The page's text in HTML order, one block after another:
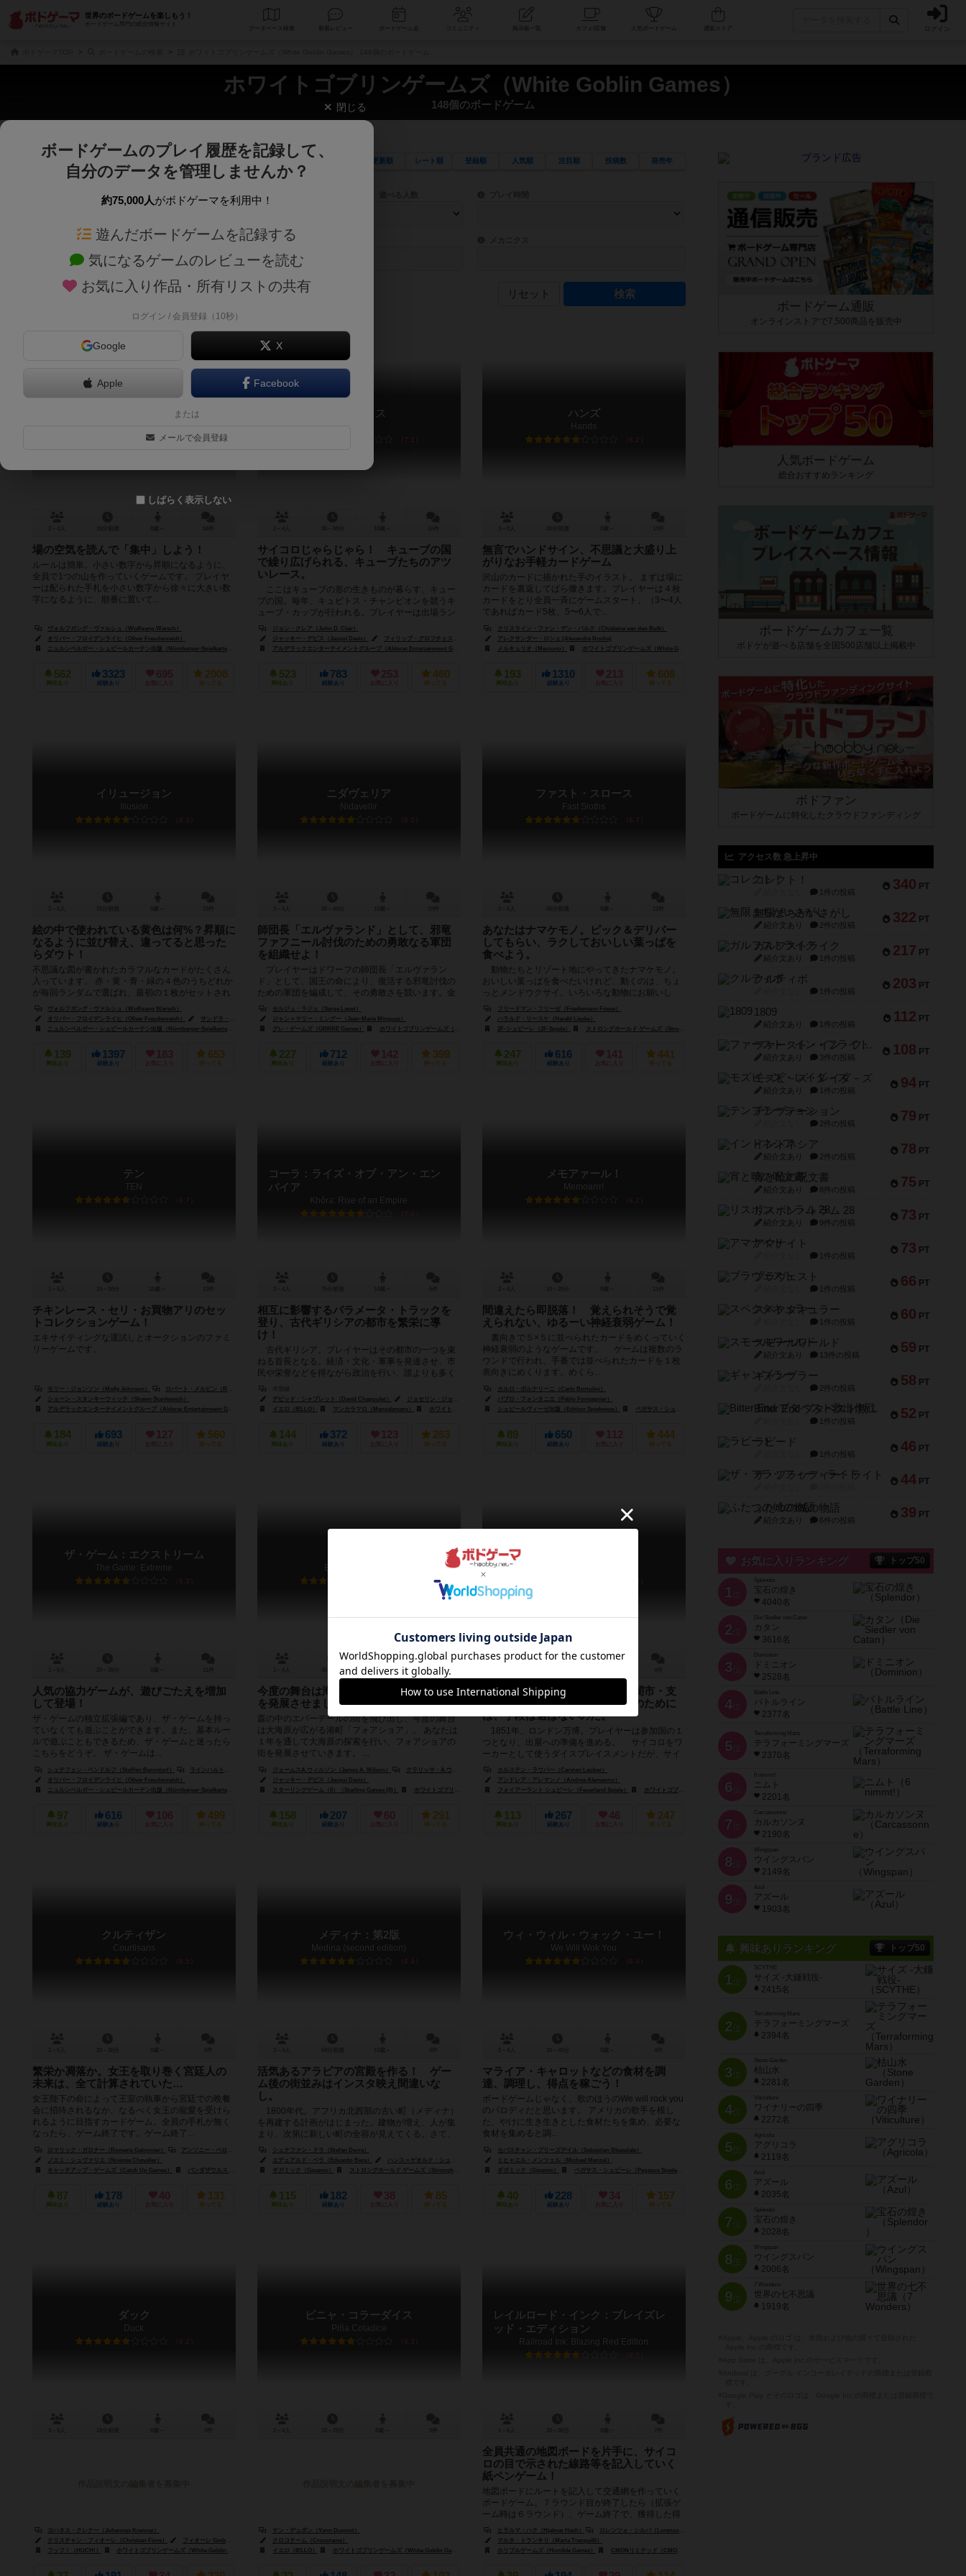
世界のボードゲームを楽しもう！
ボードゲーム専門の総合情報サイト
データベース コミュニティ 人気ボードゲーム ログイン
ホワイトゴブリンゲームズ（White Goblin Games）
148個のボードゲーム
じっくり表示 更新順 レート順 登録順 人気順 注目順 投稿数 発売年
商品名、商品説明文、デザイナー名、テーマ名、メカニクス名を対象にフリーワード検索ができます。
ゲームデザイナー名を指定して検索できます。
ゲームデザイナー 目安となる所要時間を指定することができます。マニュアルを読む時間や参加者へのルール説明時間は含まれていないため、初めて
対象年齢を指定します。 世界観や登場人物などモチーフ・ストーリーを指定することができます。直感的にゲームシステムを理解できるよう、中世ファンタジー・クッキング・海賊同士の対決など、ゲームコンセプトを絞
テーマ/フレーバー ゲーム性を構成するコアシステムです。主にボードゲームに慣れている方向けの絞込機能です。例えば「ダイスロール」はランダ
リセット
6.5
場の空気を読んで「集中」しよう！
ルールは簡単。小さい数字から昇順になるように、
全員で1つの山を作っていくゲームです。 プレイヤ
ーは配られた手札を小さい数字から徐々に大きい数
字になるように、順番に置いて...
ヴォルフガング・ヴァルシュ（Wolfgang Warsch）
オリバー・フロイデンライヒ（Oliver Freudenreich）
ニュルンベルガー・シュピールカーテン出版（Nürnberger-Spielkarten-Verlag）
ホワイトゴブリンゲームズ（White Goblin Games）
562
興味あり
3323
経験あり
695
お気に入り
2008
持ってる
キュビトス
7.1
サイコロじゃらじゃら！ キューブの国
で繰り広げられる、キューブたちのアツ
いレース。
ここはキューブの形の生きものが暮らす、キュー
ブの国。毎年、キュビトス・チャンピオンを競うキ
ューブ・カップが行われる。プレイヤーは出場ラン
ナー兼サポーターとなって、チームの優...
ジョン・クレア（John D. Clair）
ジャッキー・デビス（Jacqui Davis）
フィリップ・グロフチェスキー（Philip Glofcheskie）
ライアン・アイラー（Ryan Iler）
アルデラックエンターテイメントグループ（Alderac Entertainment Group）
ペガサス・シュピーレ（Pegasus Spiele） ホワイトゴブリンゲームズ（White Goblin Games）
523
興味あり
783
経験あり
253
お気に入り
460
持ってる
ハンズ
Hands
6.2
無言でハンドサイン、不思議と大盛り上
がりなお手軽カードゲーム
沢山のカードに描かれた手のイラスト。 まずは場に
カードを裏返してばら撒きます。プレイヤーは４枚
カードをとり全員一斉にゲームスタート。（3〜4人
であればカード5枚、5〜6人で...
クリスライン・ファン・デン・バルク（Chislaine van den Bulk）
アレクサンダー・ロシェ (Alexandre Roche)
メルキュリオ（Mercurio）
ホワイトゴブリンゲームズ（White Goblin Games） ディアシュピール（Dear Spiele）
193
興味あり
1310
経験あり
213
お気に入り
608
持ってる
イリュージョン
Illusion
6.1
絵の中で使われている黄色は何%？昇順に
なるように並び替え、違ってると思った
らダウト！
不思議な図が書かれたカラフルなカードがたくさん
入っています。 赤・黄・青・緑の４色のうちどれか
が毎回ランダムで選ばれ、最初の１枚がセットされ
たらスタートです。 手番が...
ヴォルフガング・ヴァルシュ（Wolfgang Warsch）
オリバー・フロイデンライヒ（Oliver Freudenreich）
サンドラ・フレウデンリーシュ（Sandra Freudenreich）
ニュルンベルガー・シュピールカーテン出版（Nürnberger-Spielkarten-Verlag）
ホワイトゴブリンゲームズ（White Goblin Games）
139
興味あり
1397
経験あり
183
お気に入り
653
持ってる
ニダヴェリア
Nidavellir
6.5
師団長「エルヴァランド」として、邪竜
ファフニール討伐のための勇敢なる軍団
を組織せよ！
プレイヤーはドワーフの師団長「エルヴァラン
ド」として、国王の命により、復活する邪竜討伐の
ための軍団を編成して、その勇敢さを競います。金
貨を積んで宿屋や酒場で他のプレイヤーよ...
セルジュ・ラジェ（Serge Laget）
ジャン＝マリー・ミングー（Jean-Marie Minguez）
グレ・ゲームズ（GRRRE Games）
ホワイトゴブリンゲームズ（White Goblin Games）
227
興味あり
712
経験あり
142
お気に入り
399
持ってる
ファスト・スロース
Fast Sloths
6.7
あなたはナマケモノ。ピック＆デリバー
してもらい、ラクしておいしい葉っぱを
食べよう。
動物たちとリゾート地にやってきたナマケモノ。
おいしい葉っぱを食べたいけれど、動くのは、ちょ
っとメンドウクサイ。いろいろな動物にお願いし
て、目当ての木まで連れて行ってもらおう...
フリードマン・フリーゼ（Friedemann Friese）
ハラルド・リースケ（Harald Lieske）
2F-シュピーレ（2F-Spiele）
ストロングホールド ゲームズ（Stronghold Games） ホワイトゴブリンゲームズ（White Goblin Games）
247
興味あり
616
経験あり
141
お気に入り
441
持ってる
テン
TEN
6.7
チキンレース・セリ・お買物アリのセッ
トコレクションゲーム！
エキサイティングな運試しとオークションのファミ
リーゲームです。
モリー・ジョンソン（Molly Johnson） ロバート・メルビン（Robert Melvin）
ショーン・スタンキーウィッチ（Shawn Stankewich）
アルデラックエンターテイメントグループ（Alderac Entertainment Group）
ホワイトゴブリンゲームズ（White Goblin Games）
184
興味あり
693
経験あり
127
お気に入り
560
持ってる
コーラ：ライズ・オブ・アン・エン
パイア
Khôra: Rise of an Empire
7.0
相互に影響するパラメータ・トラックを
登り、古代ギリシアの都市を繁栄に導
け！
古代ギリシア。プレイヤーはその都市の一つを束
ねる首長となる。経済・文化・軍事を発達させ、市
民や栄誉などを得ながら政治を行い、誰よりも多く
の勝利点を重ねることがこのゲームの目...
デビッド・シャプレット（David Chapoulet）
ジョセリン・ジョク・ミレー（Jocelyn 'Joc' Millet）
イエロ（IELLO）
マンカラマロ（Mancalamaro） ホワイトゴブリンゲームズ（White Goblin Games）
144
興味あり
372
経験あり
123
お気に入り
263
持ってる
メモアァール！
Memoarrr!
6.2
間違えたら即脱落！ 覚えられそうで覚
えられない、ゆるーい神経衰弱ゲーム！
裏向きで５×５に並べられたカードをめくっていく
神経衰弱のようなゲームです。 ゲームは複数のラ
ウンドで行われ、手番では並べられたカードを１枚
表向きにめくります。めくら...
カルロ・ボルテリーニ（Carlo Bortolini）
パブロ・フォンタニエ（Pablo Fontagnier）
シュピールヴィーゼ出版（Edition Spielwiese）
ペガサス・シュピーレ（Pegasus Spiele） ホワイトゴブリンゲームズ（White Goblin Games）
89
興味あり
650
経験あり
112
お気に入り
444
持ってる
ザ・ゲーム：エクストリーム
The Game: Extreme
6.3
人気の協力ゲームが、遊びごたえを増加
して登場！
ザ・ゲームの独立拡張編であり、ザ・ゲームを持っ
ていなくても遊ぶことができます。また、基本ルー
ルで遊ぶこともできるため、ザ・ゲームと迷ったら
こちらをどうぞ。 ザ・ゲームは...
シュテフェン・ベンドルフ（Steffen Benndorf）
ラインハルト・シュタウペ（Reinhard Staupe）
オリバー・フロイデンライヒ（Oliver Freudenreich）
ニュルンベルガー・シュピールカーテン出版（Nürnberger-Spielkarten-Verlag）
オーヤ（Oya） ホワイトゴブリンゲームズ（White Goblin Games）
97
興味あり
616
経験あり
106
お気に入り
499
持ってる
Everdell Farshore
40～80分 10歳～ 10件
今度の舞台は海！大海原を探索し、都市
を発展させましょう！
森の中のエバーデールの街を飛び出し、今度の舞台
は大海原が広がる港町「フォアショア」。 あなたは
１年を通して大海原の探索を行い、フォアショアの
街を発展させていきます。 ...
ジェームスA.ウィルソン（James A. Wilson）
クラリッサ・A.ウィルソン（Clarissa A. Wilson）
ジャッキー・デビス（Jacqui Davis）
スターリングゲーム（II）（Starling Games (II)）
ホワイトゴブリンゲームズ（White Goblin Games）
158
興味あり
207
経験あり
60
お気に入り
291
持ってる
6.3
華の英国万博の裏側は、借金・闇市・支
払いの押し付け…。国家の威信のために
は、手段は選ばないのだ。
1851年、ロンドン万博。プレイヤーは参加国の１
つとなり、出展への準備を進める。 サイコロをワ
ーカーとして使うダイスプレイスメントだが、サイ
コロは振らずに好きな目を...
カルステン・ラウバー（Carsten Lauber）
アンドレア・アレマンノ（Andrea Alemanno）
フォイアーラント シュピーレ（Feuerland Spiele）
ホワイトゴブリンゲームズ（White Goblin Games）
113
興味あり
267
経験あり
46
お気に入り
247
持ってる
クルティザン
Courtisans
6.5
繁栄か凋落か。女王を取り巻く宮廷人の
未来は、全て計算されていた…
女王陛下の命によって王室の執事から宮廷での晩餐
会に招待されるなか、なるべく女王の寵愛を受けら
れるように目指すカードゲーム。全員の手札が無く
なったら、ゲーム終了です。ゲーム終了...
ロマリック・ガロナー（Romaric Galonnier）
アンソニー・ペローネ（Anthony Perone）
ノエミ・シュヴァリエ（Noëmie Chevalier）
キャッチアップ・ゲームズ（Catch Up Games）
パンダザウルス ゲームズ（Pandasaurus Games） ホワイトゴブリンゲームズ（White Goblin Games）
87
興味あり
178
経験あり
40
お気に入り
131
持ってる
メディナ：第2版
Medina (second edition)
6.4
活気あるアラビアの宮殿を作る！ ゲー
ム後の街並みはインスタ映え間違いな
し。
1800年代。アフリカ北西部の古い町（メディナ）
を再建する計画がはじまった。建物が増え、人が集
まり、次第に新しい町の全容が見えてくる。さて、
どの建物を、私のものにしようかな...
シュテファン・ドラ（Stefan Dorra）
エデュアルド・ベラ（Eduardo Bera）
ハンス＝ゲオルク・シュナイダー（Hans-Georg Schneider）
ギガミック（Gigamic）
ストロングホールド ゲームズ（Stronghold Games） ホワイトゴブリンゲームズ（White Goblin Games）
115
興味あり
182
経験あり
38
お気に入り
85
持ってる
ウィ・ウィル・ウォック・ユー！
We Will Wok You
6.4
マライア・キャロットなどの食材を調
達、調理し、得点を稼ごう！
ボードゲームじゃなく、歌のほうのWe will rock you
のパロディだと思います。 アメリカの歌手を模し
た、やけに生き生きとした食材たちを集め、必要な
食材を集めると調...
セバスチャン・ブリーズデイル（Sebastian Bleasdale）
ミヒャエル・メンツェル（Michael Menzel）
ギガミック（Gigamic）
ペガサス・シュピーレ（Pegasus Spiele） ホワイトゴブリンゲームズ（White Goblin Games）
40
興味あり
228
経験あり
34
お気に入り
157
持ってる
ダック
Duck
6.2
ヨハネス・クレナー（Johannes Krenner）
クリスチャン・フィオーレ（Christian Fiore）
フィオーレ GmbH（Fiore GmbH）
フッフ！（HUCH!）
ホワイトゴブリンゲームズ（White Goblin Games）
ピニャ・コラーダイス
Piña Coladice
6.3
ヤン・デュポン（Yann Dupont）
クロコテーム（Crocotame）
イエロ（IELLO）
ホワイトゴブリンゲームズ（White Goblin Games） ホビージャパン（Hobby Japan）
レイルロード・インク：ブレイズレ
ッド・エディション
Railroad Ink: Blazing Red Edition
6.2
全員共通の地図ボードを片手に、サイコ
ロの目で示された線路等を記入していく
紙ペンゲーム！
地図ボードにルートを記入して交通網を作っていく
ボードゲーム。７ラウンド目が終了したら（拡張ゲ
ーム時は６ラウンド）、ゲーム終了で、獲得した得
点が一番多い人の勝利です。 ７×７...
ヒラルマ・ハク（Hjalmar Hach）
ロレンツォ・シルバ（Lorenzo Silva）
マルタ・トランキリ（Marta Tranquilli）
ホリブルゲームズ（Horrible Games）
CMONリミテッド（CMON Limited）
ボードゲーム通販
オンラインストアで7,500商品を販売中
人気ボードゲーム
総合おすすめランキング
ボードゲームカフェ一覧
ボドゲが遊べる店舗を全国500店舗以上掲載中
ボドファン
ボードゲームに特化したクラウドファンディング
アクセス数 急上昇中
340 PT
コレクト！
1件の投稿
322 PT
無限まちがいさがし
紹介文あり 2件の投稿
217 PT
ガルフストライク
紹介文あり 1件の投稿
203 PT
クルティボ
1件の投稿
112 PT
1809
紹介文あり 1件の投稿
108 PT
ファースト・イン・フライト
紹介文あり 3件の投稿
94 PT
モズビ－ズ・レイダ－ズ
紹介文あり 1件の投稿
79 PT
テンプテーション
2件の投稿
78 PT
インドネシア
紹介文あり 2件の投稿
75 PT
宵と暁の呪文書
紹介文あり 8件の投稿
73 PT
リスボン・トラム 28
紹介文あり 9件の投稿
73 PT
アマナイト
1件の投稿
66 PT
ブラヴェスト
1件の投稿
60 PT
スペクタキュラー
1件の投稿
59 PT
スモールワールド
紹介文あり 13件の投稿
58 PT
ギャンブラー
2件の投稿
52 PT
Bitter End ブタペスト救出作戦
1件の投稿
46 PT
ラピード
1件の投稿
44 PT
ザ・フラッフィー・ライト
39 PT
ふたつの城の物語
紹介文あり 6件の投稿
お気に入りランキング トップ50
1 位
宝石の煌き
4040名
2 位
Die Siedler von Catan
カタン
3616名
3 位
ドミニオン
2528名
4位
Battle Line
バトルライン
2377名
5 位
Terraforming Mars
テラフォーミングマーズ
2370名
6 位
ニムト
2201名
7 位
Carcassonne
カルカソンヌ
2190名
8 位
Wingspan
ウイングスパン
2149名
9 位
Azul
アズール
1903名
興味ありランキング トップ50
1位
SCYTHE
サイズ -大鎌戦役-
2415名
2位
Terraforming Mars
テラフォーミングマーズ
2394名
3位
Stone Garden
枯山水
2281名
4位
Viticulture
ワイナリーの四季
2272名
5位
Agricola
アグリコラ
2119名
6位
Azul
アズール
2035名
7位
宝石の煌き
2028名
8位
Wingspan
ウイングスパン
2006名
9位
7 Wonders
世界の七不思議
1919名
閉じる
ボードゲームのプレイ履歴を記録して、
自分のデータを管理しませんか？
約75,000人がボドゲーマを利用中！
遊んだボードゲームを記録する
気になるゲームのレビューを読む
お気に入り作品・所有リストの共有
ログイン / 会員登録（10秒）
Google X
Apple Facebook
または
メールで会員登録
しばらく表示しない